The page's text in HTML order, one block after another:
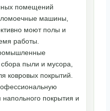
помещений
машины,
моют полы и
работы.
пыли и мусора,
ковровых покрытий.
покрытия и